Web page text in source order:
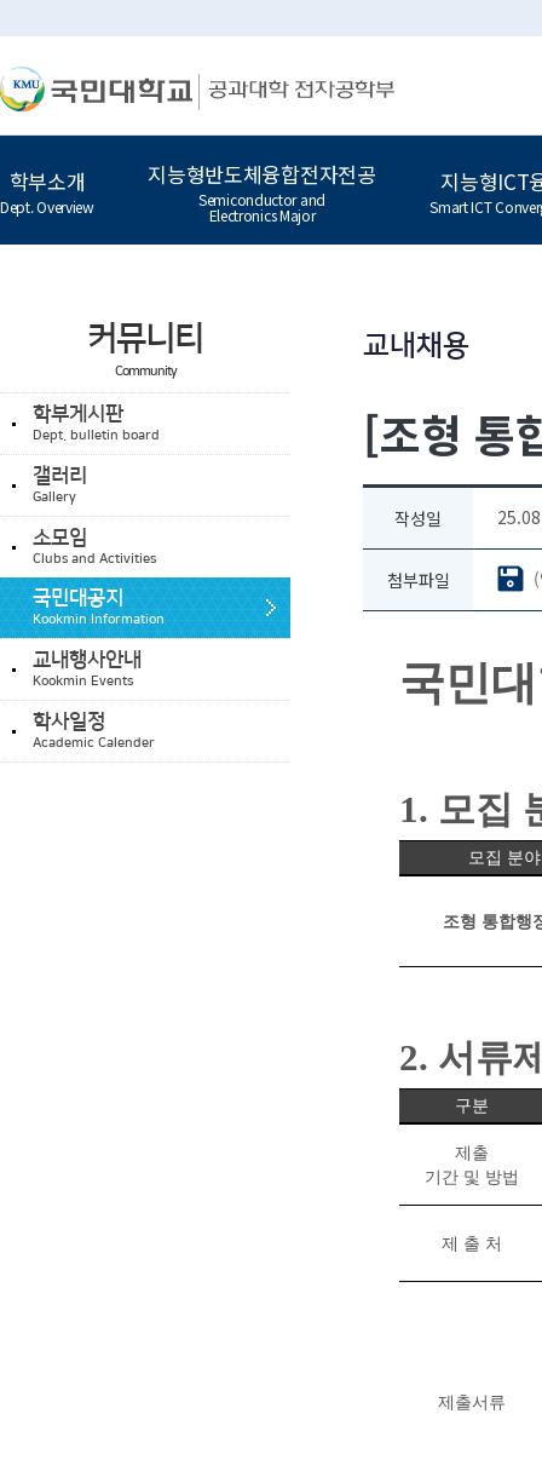
학부소개
Dept. Overview
지능형반도체융합전자전공
Semiconductor and
Electronics Major
지능형ICT
Smart ICT
커뮤니티
Community
학부게시판
Dept. bulletin board
갤러리
Gallery
소모임
Clubs and Activities
국민대공지
Kookmin Information
교내행사안내
Kookmin Events
학사일정
Academic Calender
교내채용
[조형 통
작성일
첨부파일
국민
1. 모집
모집 분야
조형 통합행
2. 서류
구분
제출
기간 및 방법
제 출 처
제출서류